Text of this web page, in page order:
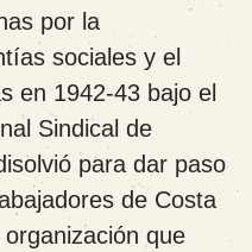
por la
sociales y el
en 1942-43 bajo el
Sindical de
para dar paso
de Costa
que